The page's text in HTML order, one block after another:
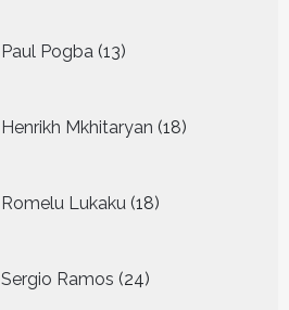
Paul Pogba 13
producten
Henrikh Mkhitaryan 18
producten
Romelu Lukaku 18
producten
Sergio Ramos 24
producten